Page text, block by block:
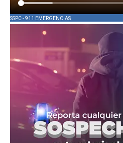
SSPC - 911 EMERGENCIAS